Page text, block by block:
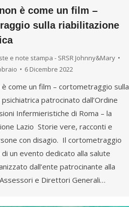
è come un film –
sulla riabilitazione
e note stampa - SRSR Johnny&Mary
6 Dicembre 2022
è come un film – cortometraggio sulla
patrocinato dall’Ordine
Infermieristiche di Roma – la
Lazio Storie vere, racconti e
con disagio. Il cortometraggio
un evento dedicato alla salute
dall’ente patrocinante alla
e Direttori Generali…